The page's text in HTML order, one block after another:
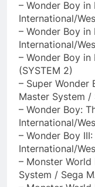
– Wonder Boy in
International/
– Wonder Boy in
International/
– Wonder Boy
(SYSTEM 2)
– Super Wonder
Master System /
– Wonder Boy:
International/
– Wonder Boy
International/
– Monster World
System / Sega